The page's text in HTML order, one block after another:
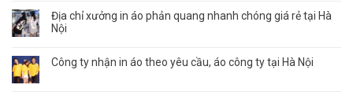
Địa chỉ xưởng in áo phản quang nhanh chóng giá rẻ tại Hà
Nội
Công ty nhận in áo theo yêu cầu, áo công ty tại Hà Nội